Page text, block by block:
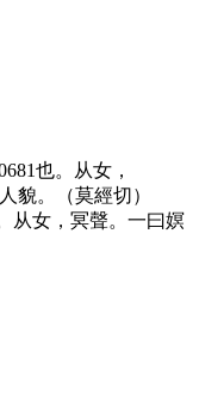
也。从女，
貌。（莫經切）
从女，冥聲。一曰嫇